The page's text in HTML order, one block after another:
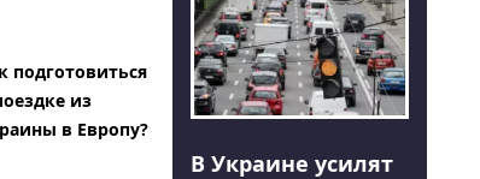
подготовиться
из
в Европу?
В Украине усилят